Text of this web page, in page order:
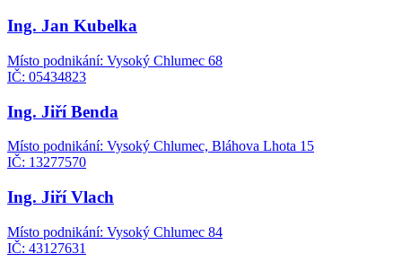
Ing. Jan Kubelka
Místo podnikání: Vysoký Chlumec 68
IČ: 05434823
Ing. Jiří Benda
Místo podnikání: Vysoký Chlumec, Bláhova Lhota 15
IČ: 13277570
Ing. Jiří Vlach
Místo podnikání: Vysoký Chlumec 84
IČ: 43127631